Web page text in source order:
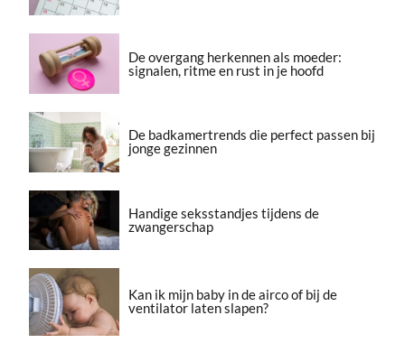
De overgang herkennen als moeder:
signalen, ritme en rust in je hoofd
De badkamertrends die perfect passen bij
jonge gezinnen
Handige seksstandjes tijdens de
zwangerschap
Kan ik mijn baby in de airco of bij de
ventilator laten slapen?